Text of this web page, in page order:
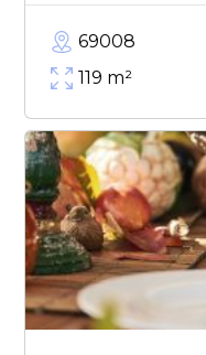
69008
119 m²